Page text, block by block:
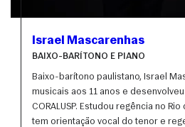
Israel Mascarenhas
BAIXO-BARÍTONO E PIANO
Baixo-barítono paulistano, Israel
musicais aos 11 anos e
CORALUSP. Estudou regência no
tem orientação vocal do tenor e